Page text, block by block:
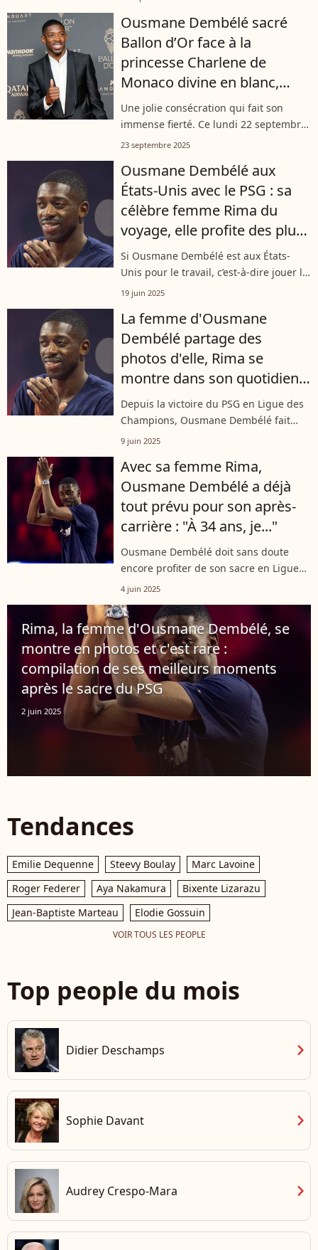
du PSG et de l'équipe de France...
Ousmane Dembélé sacré
Ballon d’Or face à la
princesse Charlene de
Monaco divine en blanc,
coulisses de cette soirée
inoubliable pour le joueur
Une jolie consécration qui fait son
immense fierté. Ce lundi 22 septembre
2025, la star du PSG Ousmane Dembélé
Châtelet, à Paris. Un bel événement...
23 septembre 2025
Ousmane Dembélé aux
États-Unis avec le PSG : sa
célèbre femme Rima du
voyage, elle profite des plus
beaux endroits de Los
Angeles
Si Ousmane Dembélé est aux États-
Unis pour le travail, c’est-à-dire jouer la
Coupe du monde des clubs avec le PSG,
l’accompagner et s’offrir de belles
vacances....
19 juin 2025
La femme d'Ousmane
Dembélé partage des
photos d'elle, Rima se
montre dans son quotidien
luxueux...
Depuis la victoire du PSG en Ligue des
Champions, Ousmane Dembélé fait
partie des favoris pour le Ballon d'or et
sous le feu des projecteurs. Il y...
9 juin 2025
Avec sa femme Rima,
Ousmane Dembélé a déjà
tout prévu pour son après-
carrière : "À 34 ans, je..."
Ousmane Dembélé doit sans doute
encore profiter de son sacre en Ligue
des champions avec le Paris Saint-
bien qu'il soit obligé de se
reconcentrer...
4 juin 2025
Rima, la femme d'Ousmane Dembélé, se
montre en photos et c'est rare :
compilation de ses meilleurs moments
après le sacre du PSG
2 juin 2025
Tendances
Emilie Dequenne Steevy Boulay
Marc Lavoine
Roger Federer
Aya Nakamura
Bixente Lizarazu
Jean-Baptiste Marteau
Elodie Gossuin
VOIR TOUS LES PEOPLE
Top people du mois
Didier Deschamps chevron_right
Sophie Davant chevron_right
Audrey Crespo-Mara chevron_right